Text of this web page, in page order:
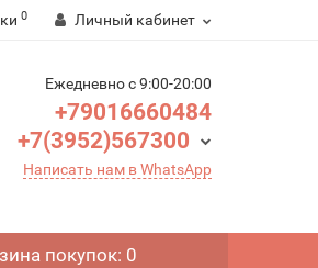
0 Личный кабинет
Ежедневно c 9:00-20:00
+79016660484
+7(3952)567300
Написать нам в WhatsApp
покупок: 0